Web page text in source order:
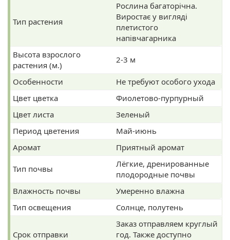
Тип растения
Рослина багаторічна.
Виростає у вигляді
плетистого
напівчагарника
Высота взрослого
растения (м.)
2-3 м
Особенности
Не требуют особого ухода
Цвет цветка
Фиолетово-пурпурный
Цвет листа
Зеленый
Период цветения
Май-июнь
Аромат
Приятный аромат
Тип почвы
Лёгкие, дренированные
плодородные почвы
Влажность почвы
Умеренно влажна
Тип освещения
Солнце, полутень
Срок отправки
Заказ отправляем круглый
год. Также доступно